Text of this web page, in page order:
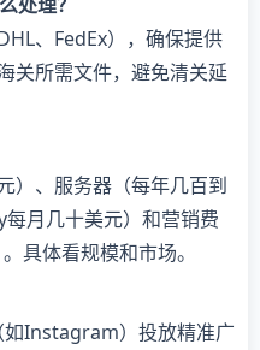
、FedEx），确保提供
关所需文件，避免清关延
）、服务器（每年几百到
月几十美元）和营销费
具体看规模和市场。
Instagram）投放精准广